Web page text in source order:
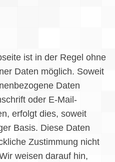
ist in der Regel ohne
Daten möglich. Soweit
Daten
oder E-Mail-
erfolgt dies, soweit
Basis. Diese Daten
Zustimmung nicht
weisen darauf hin,